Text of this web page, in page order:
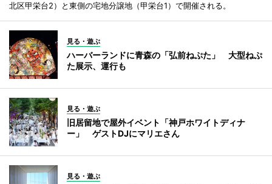
北区甲栄台2）と東側の宅地分譲地（甲栄台1）で開催される。
見る・遊ぶ
ハーバーランドに青森の「弘前ねぷた」 大型ねぷ
た展示、運行も
見る・遊ぶ
旧居留地で屋外イベント「神戸ホワイトディナ
ー」 ゲストDJにマリエさん
見る・遊ぶ